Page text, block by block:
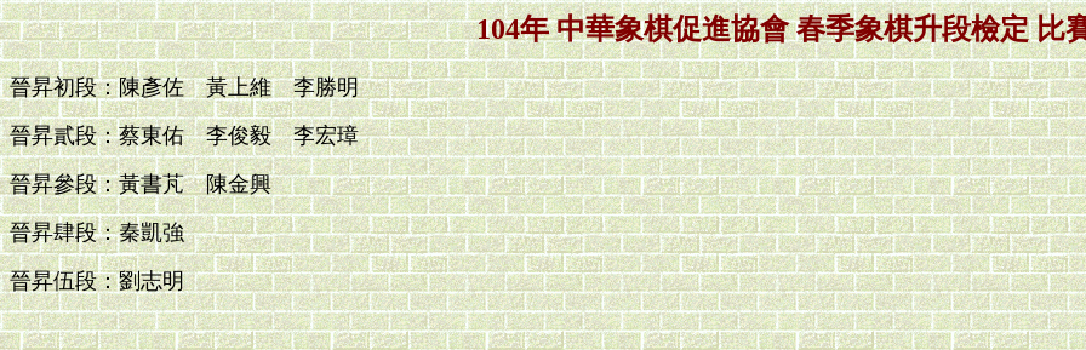
104年 中華象棋促進協會 春季象棋升段檢定 比
晉昇初段：陳彥佐 黃上維 李勝明
晉昇貳段：蔡東佑 李俊毅 李宏璋
晉昇參段：黃書芃 陳金興
晉昇肆段：秦凱強
晉昇伍段：劉志明